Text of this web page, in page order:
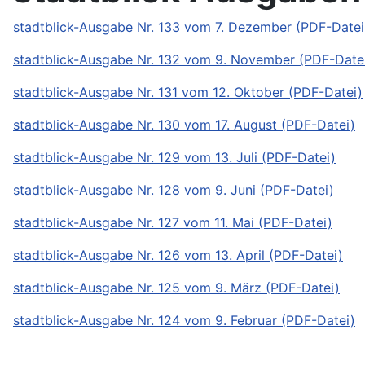
stadtblick-Ausgabe Nr. 133 vom 7. Dezember (PDF-
stadtblick-Ausgabe Nr. 132 vom 9. November (PDF-
stadtblick-Ausgabe Nr. 131 vom 12. Oktober (PDF-Datei)
stadtblick-Ausgabe Nr. 130 vom 17. August (PDF-Datei)
stadtblick-Ausgabe Nr. 129 vom 13. Juli (PDF-Datei)
stadtblick-Ausgabe Nr. 128 vom 9. Juni (PDF-Datei)
stadtblick-Ausgabe Nr. 127 vom 11. Mai (PDF-Datei)
stadtblick-Ausgabe Nr. 126 vom 13. April (PDF-Datei)
stadtblick-Ausgabe Nr. 125 vom 9. März (PDF-Datei)
stadtblick-Ausgabe Nr. 124 vom 9. Februar (PDF-Datei)